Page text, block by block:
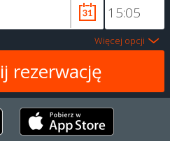
Więcej opcji